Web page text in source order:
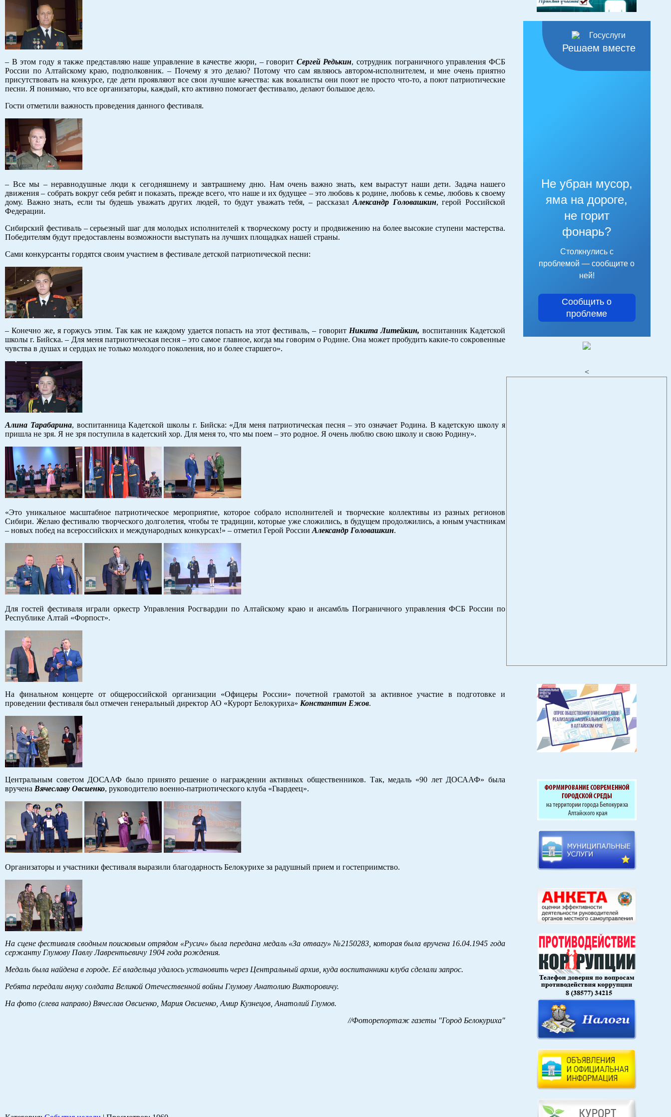
– В этом году я также представляю наше управление в качестве жюри, – говорит Сергей Редькин, сотрудник пограничного управления ФСБ
России по Алтайскому краю, подполковник. – Почему я это делаю? Потому что сам являюсь автором-исполнителем, и мне очень приятно
присутствовать на конкурсе, где дети проявляют все свои лучшие качества: как вокалисты они поют не просто что-то, а поют патриотические
песни. Я понимаю, что все организаторы, каждый, кто активно помогает фестивалю, делают большое дело.
Гости отметили важность проведения данного фестиваля.
– Все мы – неравнодушные люди к сегодняшнему и завтрашнему дню. Нам очень важно знать, кем вырастут наши дети. Задача нашего
движения – собрать вокруг себя ребят и показать, прежде всего, что наше и их будущее – это любовь к родине, любовь к семье, любовь к своему
дому. Важно знать, если ты будешь уважать других людей, то будут уважать тебя, – рассказалАлександр Головашкин, герой Российской
Федерации.
Сибирский фестиваль – серьезный шаг для молодых исполнителей к творческому росту и продвижению на более высокие ступени мастерства.
Победителям будут предоставлены возможности выступать на лучших площадках нашей страны.
Сами конкурсанты гордятся своим участием в фестивале детской патриотической песни:
– Конечно же, я горжусь этим. Так как не каждому удается попасть на этот фестиваль, – говорит Никита Литейкин, воспитанник Кадетской
школы г. Бийска. – Для меня патриотическая песня – это самое главное, когда мы говорим о Родине. Она может пробудить какие-то сокровенные
чувства в душах и сердцах не только молодого поколения, но и более старшего».
Алина Тарабарина, воспитанница Кадетской школы г. Бийска: «Для меня патриотическая песня – это означает Родина. В кадетскую школу я
пришла не зря. Я не зря поступила в кадетский хор. Для меня то, что мы поем – это родное. Я очень люблю свою школу и свою Родину».
«Это уникальное масштабное патриотическое мероприятие, которое собрало исполнителей и творческие коллективы из разных регионов
Сибири. Желаю фестивалю творческого долголетия, чтобы те традиции, которые уже сложились, в будущем продолжились, а юным участникам
– новых побед на всероссийских и международных конкурсах!» – отметил Герой России Александр Головашкин.
Для гостей фестиваля играли оркестр Управления Росгвардии по Алтайскому краю и ансамбль Пограничного управления ФСБ России по
Республике Алтай «Форпост».
На финальном концерте от общероссийской организации «Офицеры России» почетной грамотой за активное участие в подготовке и
проведении фестиваля был отмечен генеральный директор АО «Курорт Белокуриха» Константин Ежов.
Центральным советом ДОСААФ было принято решение о награждении активных общественников. Так, медаль «90 лет ДОСААФ» была
вручена Вячеславу Овсиенко, руководителю военно-патриотического клуба «Гвардеец».
Организаторы и участники фестиваля выразили благодарность Белокурихе за радушный прием и гостеприимство.
На сцене фестиваля сводным поисковым отрядом «Русич» была передана медаль «За отвагу» №2150283, которая была вручена 16.04.1945 года
сержанту Глумову Павлу Лаврентьевичу 1904 года рождения.
Медаль была найдена в городе. Её владельца удалось установить через Центральный архив, куда воспитанники клуба сделали запрос.
Ребята передали внуку солдата Великой Отечественной войны Глумову Анатолию Викторовичу.
На фото (слева направо) Вячеслав Овсиенко, Мария Овсиенко, Амир Кузнецов, Анатолий Глумов.
//Фоторепортаж газеты "Город Белокуриха"
Решаем вместе
Не убран мусор,
яма на дороге,
не горит
фонарь?
Столкнулись с
проблемой — сообщите о
ней!
Сообщить о
проблеме
<